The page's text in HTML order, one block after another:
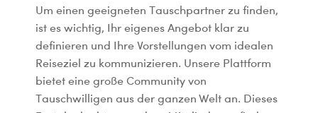
Um einen geeigneten Tauschpartner zu finden,
ist es wichtig, Ihr eigenes Angebot klar zu
definieren und Ihre Vorstellungen vom idealen
Reiseziel zu kommunizieren. Unsere Plattform
bietet eine große Community von
Tauschwilligen aus der ganzen Welt an. Dieses